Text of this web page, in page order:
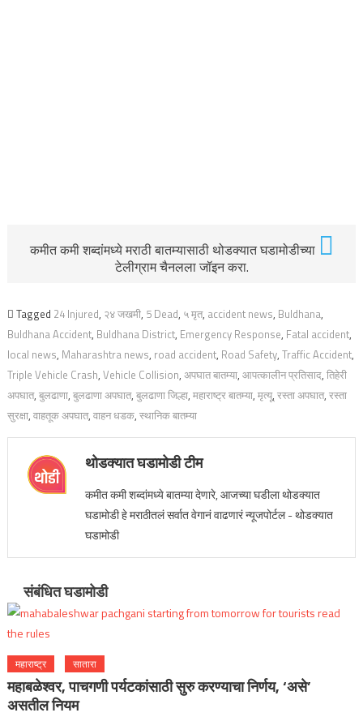
कमीत कमी शब्दांमध्ये मराठी बातम्यासाठी थोडक्यात घडामोडीच्या
टेलीग्राम चैनलला जॉइन करा.
Tagged 24 Injured, २४ जखमी, 5 Dead, ५ मृत, accident news, Buldhana,
Buldhana Accident, Buldhana District, Emergency Response, Fatal accident,
local news, Maharashtra news, road accident, Road Safety, Traffic Accident,
Triple Vehicle Crash, Vehicle Collision, अपघात बातम्या, आपत्कालीन प्रतिसाद, तिहेरी
अपघात, बुलढाणा, बुलढाणा अपघात, बुलढाणा जिल्हा, महाराष्ट्र बातम्या, मृत्यू, रस्ता अपघात, रस्ता
सुरक्षा, वाहतूक अपघात, वाहन धडक, स्थानिक बातम्या
थोडक्यात घडामोडी टीम
कमीत कमी शब्दांमध्ये बातम्या देणारे, आजच्या घडीला थोडक्यात
घडामोडी हे मराठीतलं सर्वात वेगानं वाढणारं न्यूजपोर्टल - थोडक्यात
घडामोडी
संबंधित घडामोडी
महाराष्ट्र सातारा
महाबळेश्वर, पाचगणी पर्यटकांसाठी सुरु करण्याचा निर्णय, ‘असे’
असतील नियम